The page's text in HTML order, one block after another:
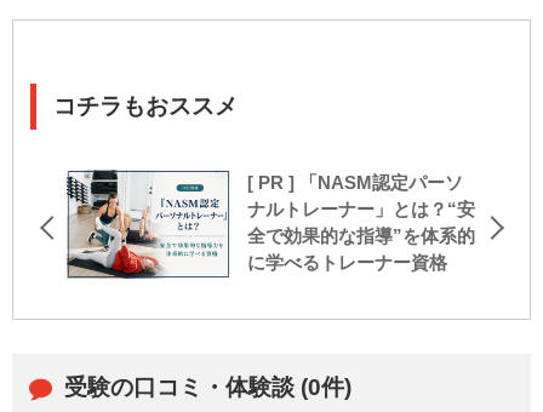
コチラもおススメ
[ PR ] 「NASM認定パーソ
ナルトレーナー」とは？“安
全で効果的な指導”を体系的
に学べるトレーナー資格
受験の口コミ・体験談 (0件)